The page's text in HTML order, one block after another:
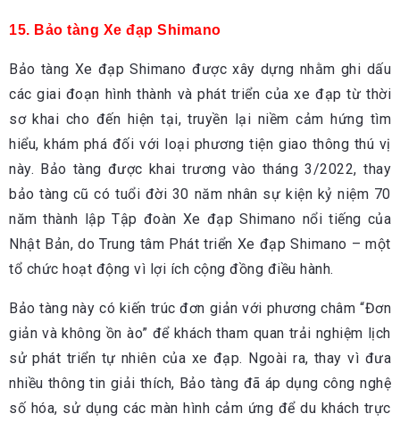
15. Bảo tàng Xe đạp Shimano
Bảo tàng Xe đạp Shimano được xây dựng nhằm ghi dấu
các giai đoạn hình thành và phát triển của xe đạp từ thời
sơ khai cho đến hiện tại, truyền lại niềm cảm hứng tìm
hiểu, khám phá đối với loại phương tiện giao thông thú vị
này. Bảo tàng được khai trương vào tháng 3/2022, thay
bảo tàng cũ có tuổi đời 30 năm nhân sự kiện kỷ niệm 70
năm thành lập Tập đoàn Xe đạp Shimano nổi tiếng của
Nhật Bản, do Trung tâm Phát triển Xe đạp Shimano – một
tổ chức hoạt động vì lợi ích cộng đồng điều hành.
Bảo tàng này có kiến trúc đơn giản với phương châm “Đơn
giản và không ồn ào” để khách tham quan trải nghiệm lịch
sử phát triển tự nhiên của xe đạp. Ngoài ra, thay vì đưa
nhiều thông tin giải thích, Bảo tàng đã áp dụng công nghệ
số hóa, sử dụng các màn hình cảm ứng để du khách trực